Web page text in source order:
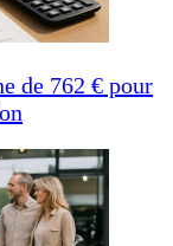
de 762 € pour